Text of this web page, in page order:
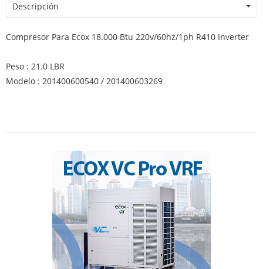
Descripción
Compresor Para Ecox 18.000 Btu 220v/60hz/1ph R410 Inverter
Peso : 21.0 LBR
Modelo : 201400600540 / 201400603269